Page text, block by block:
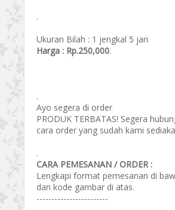
.
Ukuran Bilah : 1 jengkal 5 jari
Harga : Rp.250,000.
.
Ayo segera di order
PRODUK TERBATAS! Segera
cara order yang sudah kami
.
CARA PEMESANAN / ORDER :
Lengkapi format pemesanan di
dan kode gambar di atas.
------------------------